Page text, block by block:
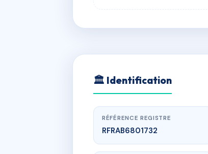
🏛 Identification
RÉFÉRENCE REGISTRE
RFRAB6801732